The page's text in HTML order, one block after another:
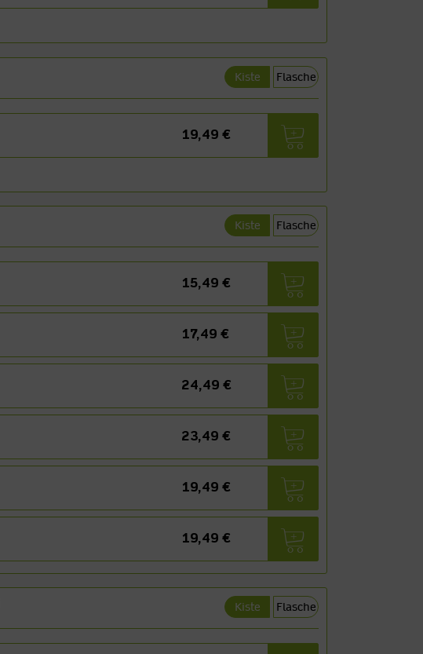
Kiste Flasche
19,49 €
Kiste Flasche
15,49 €
17,49 €
24,49 €
23,49 €
19,49 €
19,49 €
Kiste Flasche